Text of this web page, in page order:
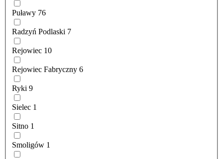
Puławy 76
Radzyń Podlaski 7
Rejowiec 10
Rejowiec Fabryczny 6
Ryki 9
Sielec 1
Sitno 1
Smoligów 1